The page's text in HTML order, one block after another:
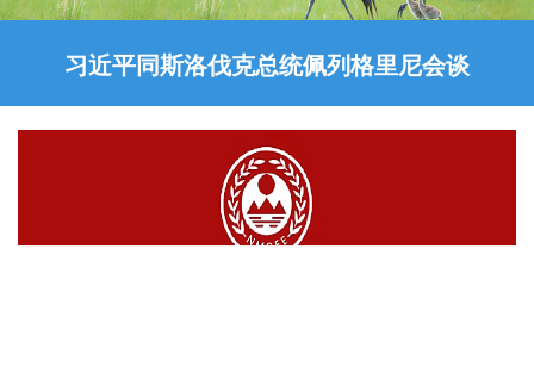
习近平同斯洛伐克总统佩列格里尼会谈